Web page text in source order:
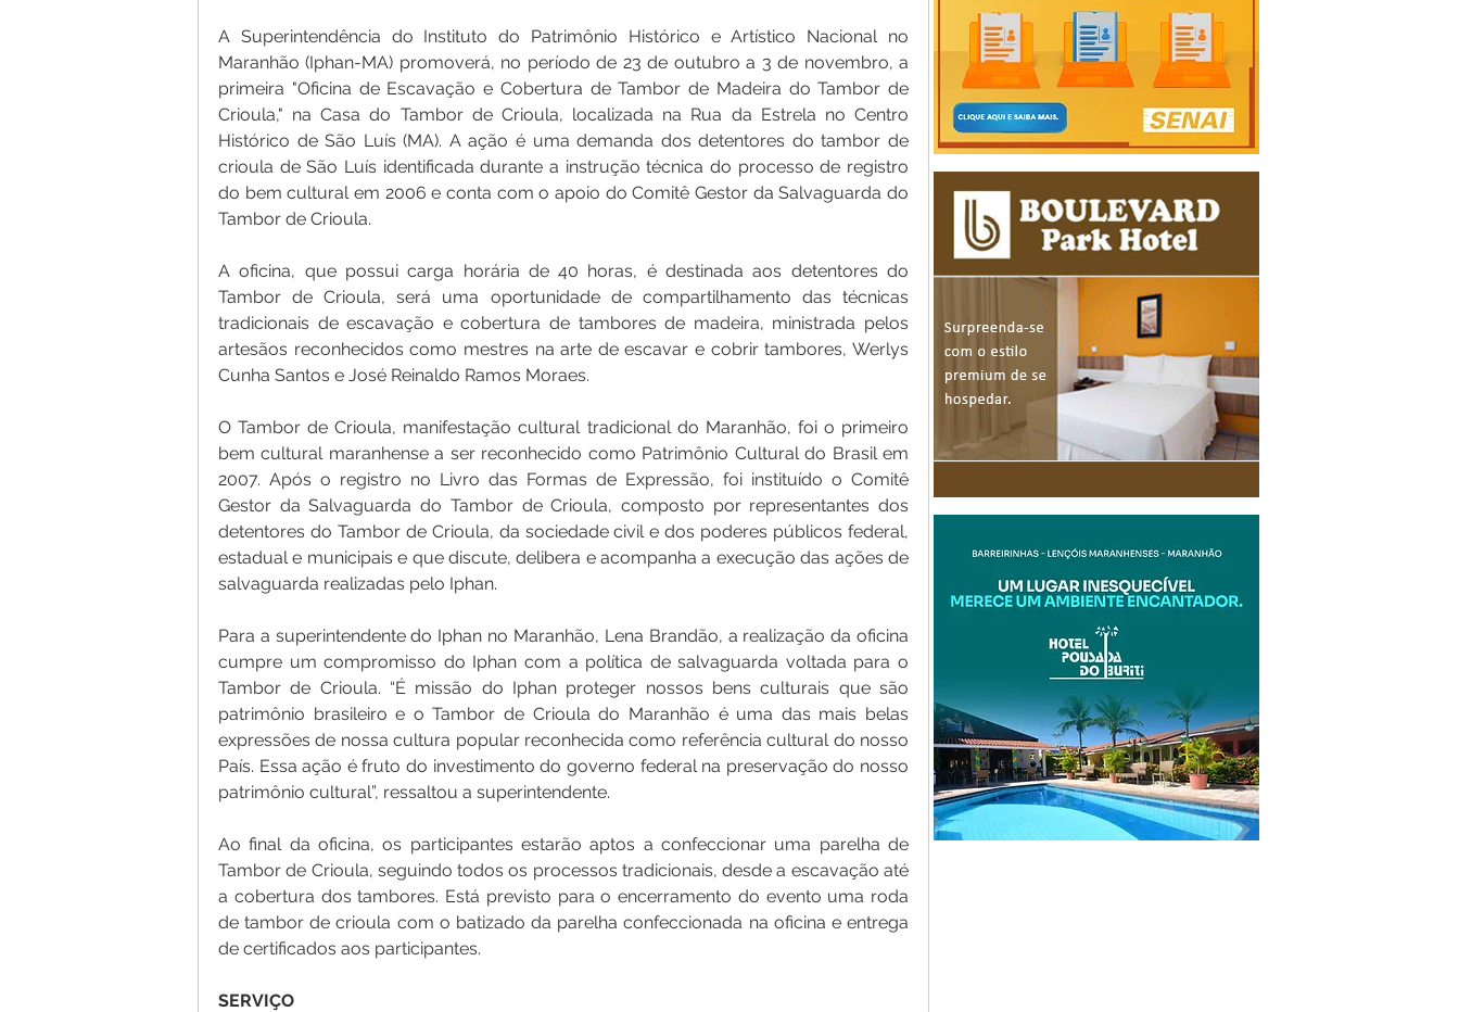
A Superintendência do Instituto do Patrimônio Histórico e Artístico Nacional no
Maranhão (Iphan-MA) promoverá, no período de 23 de outubro a 3 de novembro, a
primeira "Oficina de Escavação e Cobertura de Tambor de Madeira do Tambor de
Crioula," na Casa do Tambor de Crioula, localizada na Rua da Estrela no Centro
Histórico de São Luís (MA). A ação é uma demanda dos detentores do tambor de
crioula de São Luís identificada durante a instrução técnica do processo de registro
do bem cultural em 2006 e conta com o apoio do Comitê Gestor da Salvaguarda do
Tambor de Crioula.
A oficina, que possui carga horária de 40 horas, é destinada aos detentores do
Tambor de Crioula, será uma oportunidade de compartilhamento das técnicas
tradicionais de escavação e cobertura de tambores de madeira, ministrada pelos
artesãos reconhecidos como mestres na arte de escavar e cobrir tambores, Werlys
Cunha Santos e José Reinaldo Ramos Moraes.
O Tambor de Crioula, manifestação cultural tradicional do Maranhão, foi o primeiro
bem cultural maranhense a ser reconhecido como Patrimônio Cultural do Brasil em
2007. Após o registro no Livro das Formas de Expressão, foi instituído o Comitê
Gestor da Salvaguarda do Tambor de Crioula, composto por representantes dos
detentores do Tambor de Crioula, da sociedade civil e dos poderes públicos federal,
estadual e municipais e que discute, delibera e acompanha a execução das ações de
salvaguarda realizadas pelo Iphan.
Para a superintendente do Iphan no Maranhão, Lena Brandão, a realização da oficina
cumpre um compromisso do Iphan com a política de salvaguarda voltada para o
Tambor de Crioula. “É missão do Iphan proteger nossos bens culturais que são
patrimônio brasileiro e o Tambor de Crioula do Maranhão é uma das mais belas
expressões de nossa cultura popular reconhecida como referência cultural do nosso
País. Essa ação é fruto do investimento do governo federal na preservação do nosso
patrimônio cultural”, ressaltou a superintendente.
Ao final da oficina, os participantes estarão aptos a confeccionar uma parelha de
Tambor de Crioula, seguindo todos os processos tradicionais, desde a escavação até
a cobertura dos tambores. Está previsto para o encerramento do evento uma roda
de tambor de crioula com o batizado da parelha confeccionada na oficina e entrega
de certificados aos participantes.
SERVIÇO